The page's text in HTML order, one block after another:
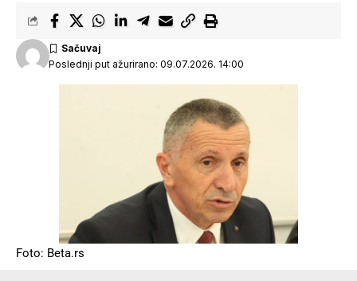
Poslednji put ažurirano: 09.07.2026. 14:00
Foto: Beta.rs